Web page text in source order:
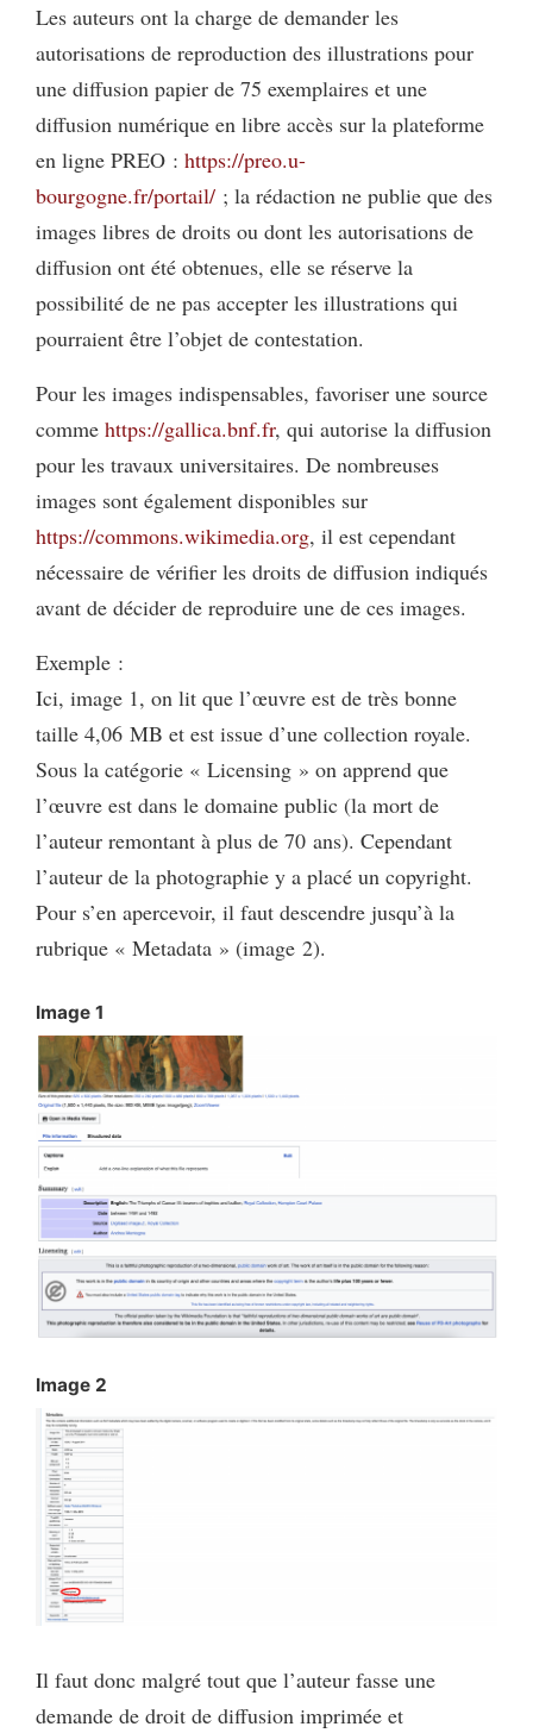
Les auteurs ont la charge de demander les
autorisations de reproduction des illustrations pour
une diffusion papier de 75 exemplaires et une
diffusion numérique en libre accès sur la plateforme
en ligne PREO : https://preo.u-
bourgogne.fr/portail/ ; la rédaction ne publie que des
images libres de droits ou dont les autorisations de
diffusion ont été obtenues, elle se réserve la
possibilité de ne pas accepter les illustrations qui
pourraient être l’objet de contestation.
Pour les images indispensables, favoriser une source
comme https://gallica.bnf.fr, qui autorise la diffusion
pour les travaux universitaires. De nombreuses
images sont également disponibles sur
https://commons.wikimedia.org, il est cependant
nécessaire de vérifier les droits de diffusion indiqués
avant de décider de reproduire une de ces images.
Exemple :
Ici, image 1, on lit que l’œuvre est de très bonne
taille 4,06 MB et est issue d’une collection royale.
Sous la catégorie « Licensing » on apprend que
l’œuvre est dans le domaine public (la mort de
l’auteur remontant à plus de 70 ans). Cependant
l’auteur de la photographie y a placé un copyright.
Pour s’en apercevoir, il faut descendre jusqu’à la
rubrique « Metadata » (image 2).
Image 1
Image 2
Il faut donc malgré tout que l’auteur fasse une
demande de droit de diffusion imprimée et